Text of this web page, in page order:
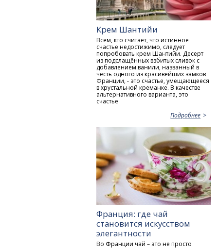
Крем Шантийи
Всем, кто считает, что истинное
счастье недостижимо, следует
попробовать крем Шантийи. Десерт
из подслащённых взбитых сливок с
добавлением ванили, названный в
честь одного из красивейших замков
Франции, - это счастье, умещающееся
в хрустальной креманке. В качестве
альтернативного варианта, это
счастье
Подробнее
Франция: где чай
становится искусством
элегантности
Во Франции чай – это не просто